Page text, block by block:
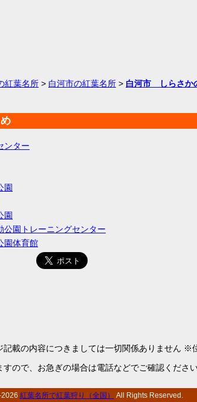
紅葉名所 > 白河市の紅葉名所 > 白河市 しらさか
ンター
園
園
園トレーニングセンター
園体育館
載の内容につきましては一切関係ありません ※
ので、お急ぎの場合は電話などでご確認ください
2026 紅葉名所で紅葉狩り（全国） All Rights Reserved.